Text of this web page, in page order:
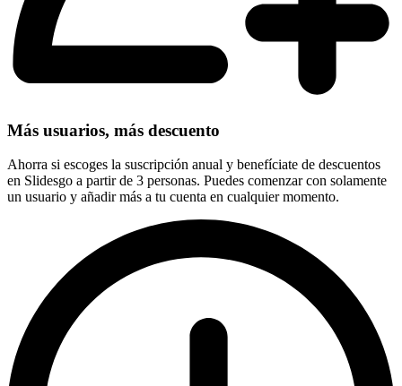
Más usuarios, más descuento
Ahorra si escoges la suscripción anual y benefíciate de descuentos
en Slidesgo a partir de 3 personas. Puedes comenzar con solamente
un usuario y añadir más a tu cuenta en cualquier momento.